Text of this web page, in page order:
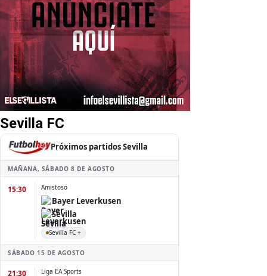
Sevilla FC